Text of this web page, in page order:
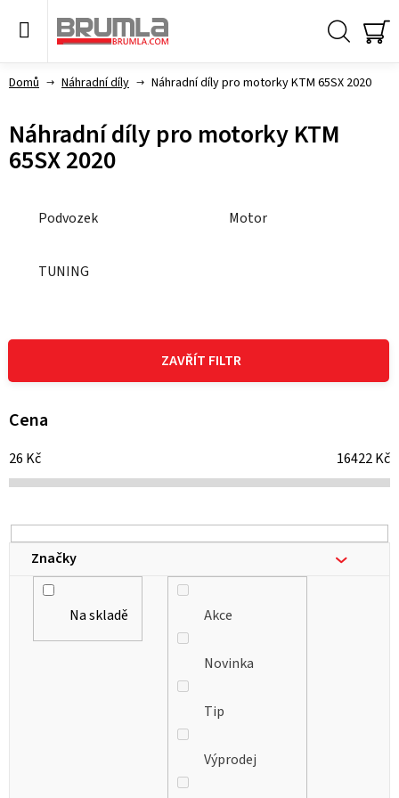
Domů Náhradní díly Náhradní díly pro motorky KTM 65SX 2020
Náhradní díly pro motorky KTM
65SX 2020
Podvozek Motor
TUNING
ZAVŘÍT FILTR
Cena
26 Kč 16422Kč
Na skladě Akce
Novinka
Tip
Výprodej
Značky
V
p
i
p
r
o
d